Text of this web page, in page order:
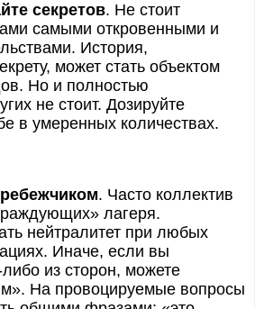
секретов. Не стоит
самыми откровенными и
История,
может стать объектом
Но и полностью
не стоит. Дозируйте
в умеренных количествах.
. Часто коллектив
лагеря.
нейтралитет при любых
Иначе, если вы
либо из сторон, можете
На провоцируемые вопросы